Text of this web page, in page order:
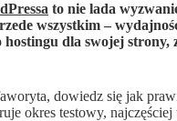
to nie lada
wszystkim –
hostingu dla swojej
dowiedz się jak
okres testowy,